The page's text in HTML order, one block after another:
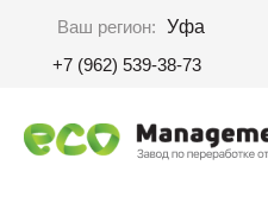
Ваш регион: Уфа
+7 (962) 539-38-73